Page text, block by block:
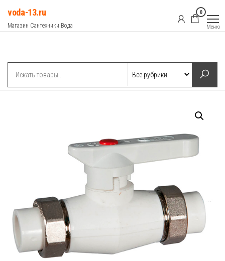
Перейти
содержимому
voda-13.ru
Магазин Сантехники Вода
0
Меню